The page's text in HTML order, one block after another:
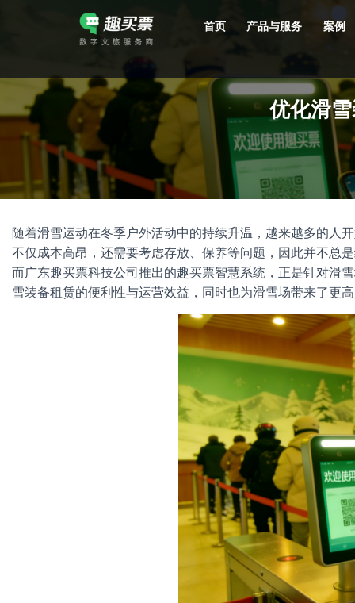
首页 产品与服务 案例
优化滑
随着滑雪运动在冬季户外活动中的持续升温，越来越多的人
不仅成本高昂，还需要考虑存放、保养等问题，因此并不总
而广东趣买票科技公司推出的趣买票智慧系统，正是针对滑
雪装备租赁的便利性与运营效益，同时也为滑雪场带来了更